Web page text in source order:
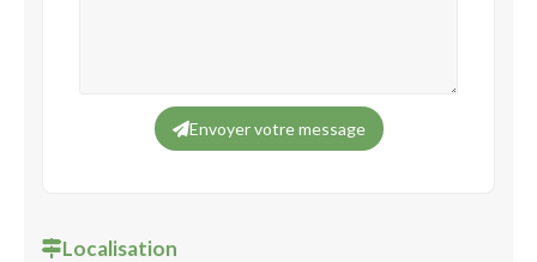
Envoyer votre message
Localisation